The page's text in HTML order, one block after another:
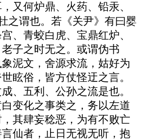
又何炉鼎、火药、铅汞、
之谓也。若《关尹》有曰婴
、青蛟白虎、宝鼎红炉、
子之时无之。或谓伪书
泥文，舍源求流，姑好为
眩俗，皆方仗怪迂之言。
、五利、公孙之流是也。
变化之事类之，务以左道
其肆妄稔恶，为有不败亡
仙者，止日无视无听，抱